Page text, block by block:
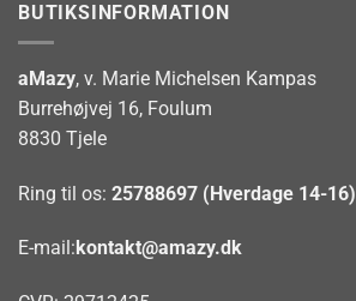
BUTIKSINFORMATION
aMazy, v. Marie Michelsen Kampas
Burrehøjvej 16, Foulum
8830 Tjele
Ring til os: 25788697 (Hverdage 14-16)
E-mail: kontakt@amazy.dk